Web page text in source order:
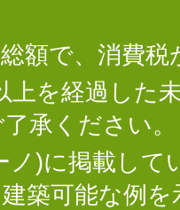
額で、消費
上を経過した
承ください。
ノ)に掲載して
築可能な例